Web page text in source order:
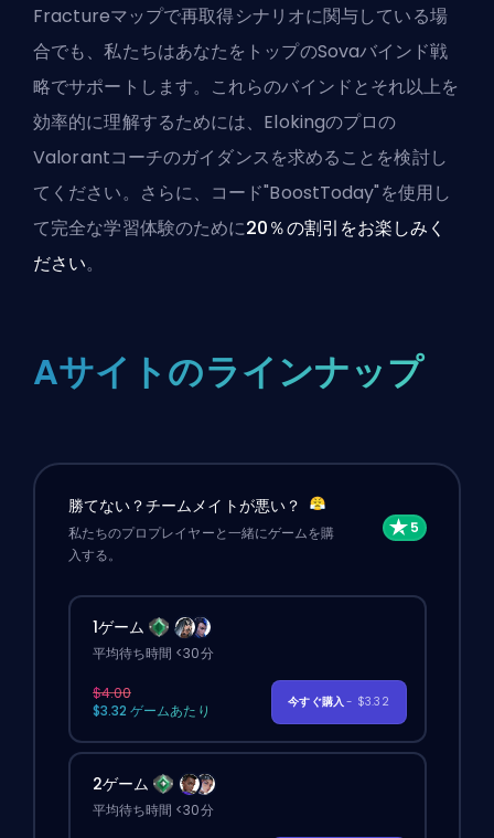
Fractureマップで再取得シナリオに関与している場
合でも、私たちはあなたをトップのSovaバインド戦
略でサポートします。これらのバインドとそれ以上を
効率的に理解するためには、 Elokingのプロの
Valorantコーチのガイダンスを求めることを検討し
てください。さらに、コード"BoostToday"を使用し
て完全な学習体験のために20％の割引をお楽しみく
ださい。
Aサイトのラインナップ
勝てない？チームメイトが悪い？
私たちのプロプレイヤーと一緒にゲームを購
入する。
1ゲーム
平均待ち時間 <30分
$4.00
$3.32 ゲームあたり
今すぐ購入- $3.32
2ゲーム
平均待ち時間 <30分